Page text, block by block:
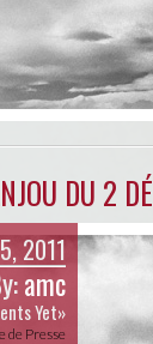
DU 2
2011
amc
Yet»
de Presse